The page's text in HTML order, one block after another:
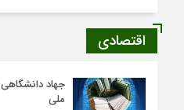
اقتصادی
جهاد
ملی